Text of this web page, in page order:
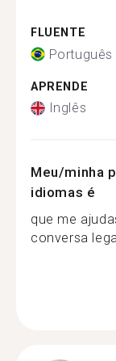
FLUENTE
Português
APRENDE
Inglês
Meu/minha
idiomas é
que me
conversa